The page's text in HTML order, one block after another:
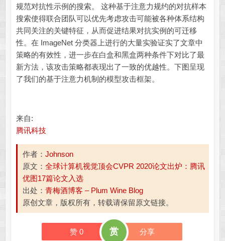
规范对抗性示例的搜索。 这种基于注意力规约的对抗样本
搜索使得联合团队可以优先考虑攻击可能被各种体系结构
共同关注的关键特征，从而促进结果对抗实例的可迁移
性。在 ImageNet 分类器上进行的大量实验证实了文章中
策略的有效性，进一步在白盒和黑盒两种条件下对比了最
新方法，该攻击策略都表现出了一致的优越性。下图呈现
了我们的基于注意力机制的模型攻击框架。
来自:
腾讯科技
作者： Johnson
原文： 全球计算机视觉顶会CVPR 2020论文出炉：腾讯
优图17篇论文入选
出处： 青梅酒博客 – Plum Wine Blog
原创文章，版权所有，转载请保留原文链接。
赞 0 赏 分享